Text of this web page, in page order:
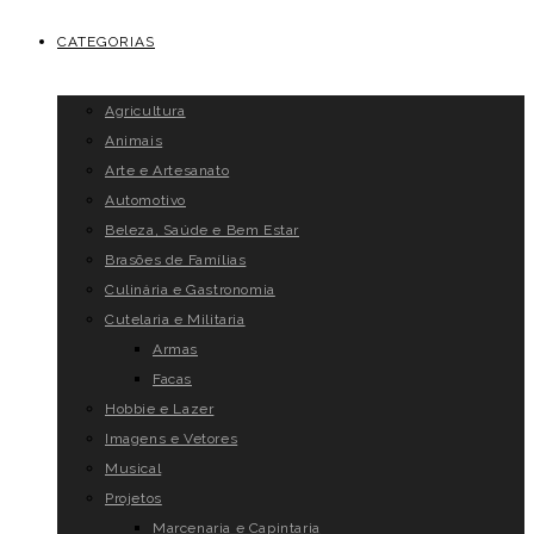
CATEGORIAS
Agricultura
Animais
Arte e Artesanato
Automotivo
Beleza, Saúde e Bem Estar
Brasões de Famílias
Culinária e Gastronomia
Cutelaria e Militaria
Armas
Facas
Hobbie e Lazer
Imagens e Vetores
Musical
Projetos
Marcenaria e Capintaria